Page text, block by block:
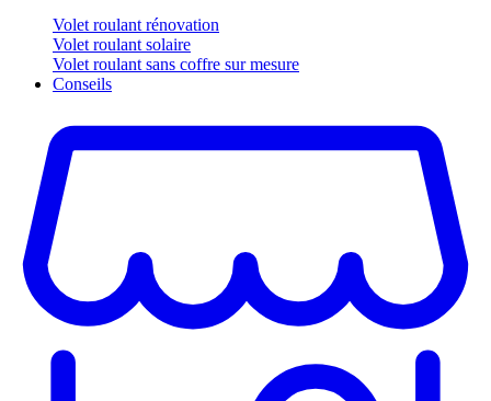
Volet roulant rénovation
Volet roulant solaire
Volet roulant sans coffre sur mesure
Conseils